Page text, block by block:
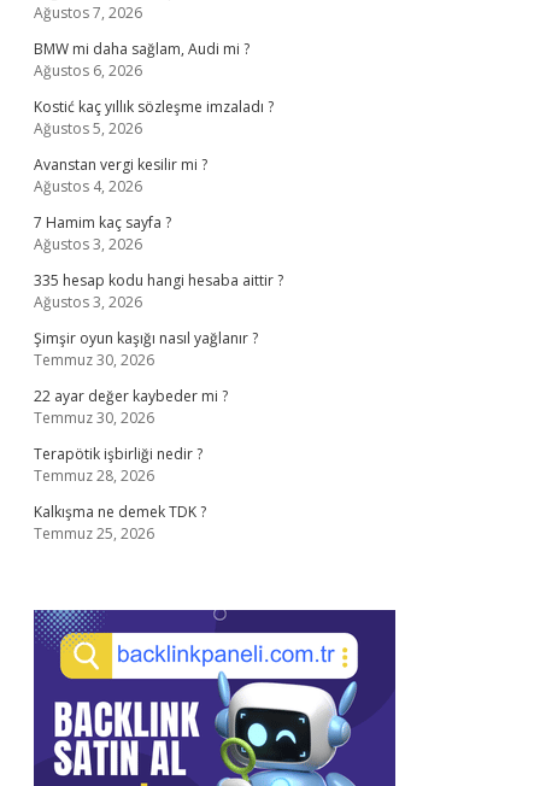
Ağustos 7, 2026
BMW mi daha sağlam, Audi mi ?
Ağustos 6, 2026
Kostić kaç yıllık sözleşme imzaladı ?
Ağustos 5, 2026
Avanstan vergi kesilir mi ?
Ağustos 4, 2026
7 Hamim kaç sayfa ?
Ağustos 3, 2026
335 hesap kodu hangi hesaba aittir ?
Ağustos 3, 2026
Şimşir oyun kaşığı nasıl yağlanır ?
Temmuz 30, 2026
22 ayar değer kaybeder mi ?
Temmuz 30, 2026
Terapötik işbirliği nedir ?
Temmuz 28, 2026
Kalkışma ne demek TDK ?
Temmuz 25, 2026